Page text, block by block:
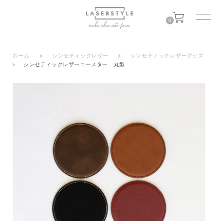
0
ホーム > シンセティックレザー >
シンセティックレザーグッズ
>
シンセティックレザーコースター 丸型